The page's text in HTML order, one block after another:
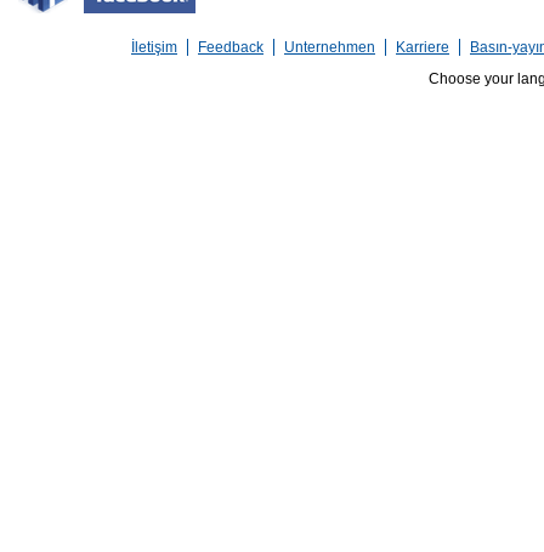
İletişim Feedback Unternehmen Karriere
Basın-
Choose your